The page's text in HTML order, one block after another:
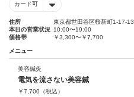
カード可
住所
東京都世田谷区桜新町1-17-13
本日の営業状況 10:00〜19:00
価格帯
￥3,300〜￥7,700
メニュー
美容鍼灸
電気を流さない美容鍼
￥7,700 （税込）